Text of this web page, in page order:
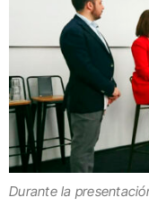
Durante la